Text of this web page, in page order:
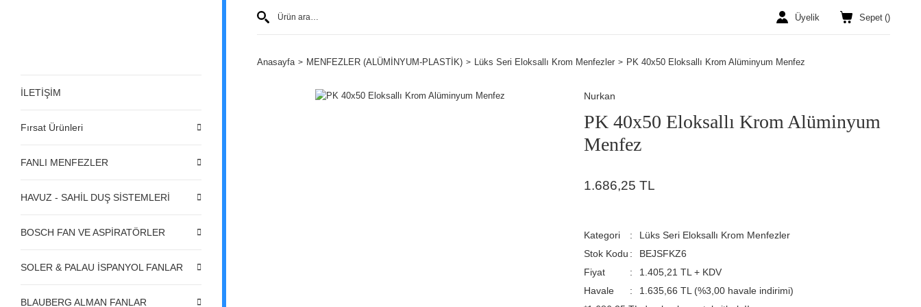
İLETİŞİM
Fırsat Ürünleri
FANLI MENFEZLER
HAVUZ - SAHİL DUŞ SİSTEMLERİ
BOSCH FAN VE ASPİRATÖRLER
SOLER & PALAU İSPANYOL FANLAR
BLAUBERG ALMAN FANLAR
Üyelik Sepet ()
Anasayfa MENFEZLER (ALÜMİNYUM-PLASTİK) Lüks Seri Eloksallı Krom Menfezler PK 40x50 Eloksallı Krom Alüminyum Menfez
Nurkan
PK 40x50 Eloksallı Krom Alüminyum
Menfez
1.686,25 TL
Kategori
Lüks Seri Eloksallı Krom Menfezler
Stok Kodu
BEJSFKZ6
Fiyat
1.405,21 TL + KDV
Havale
1.635,66 TL (%3,00 havale indirimi)